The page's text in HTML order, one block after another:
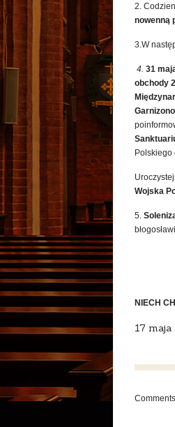
2.
nowenną
3.W
4. 31
obchody
Polskiego
Wojska
5.
NIECH
17